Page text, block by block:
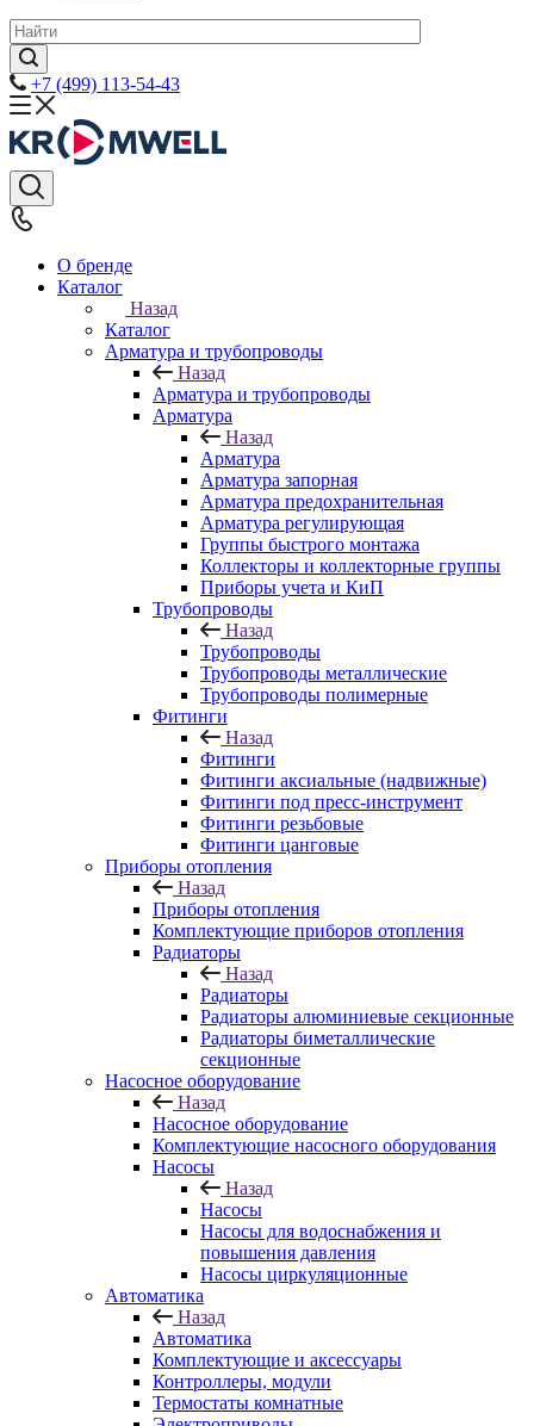
+7 (499) 113-54-43
О бренде
Каталог
Назад
Каталог
Арматура и трубопроводы
Назад
Арматура и трубопроводы
Арматура
Назад
Арматура
Арматура запорная
Арматура предохранительная
Арматура регулирующая
Группы быстрого монтажа
Коллекторы и коллекторные группы
Приборы учета и КиП
Трубопроводы
Назад
Трубопроводы
Трубопроводы металлические
Трубопроводы полимерные
Фитинги
Назад
Фитинги
Фитинги аксиальные (надвижные)
Фитинги под пресс-инструмент
Фитинги резьбовые
Фитинги цанговые
Приборы отопления
Назад
Приборы отопления
Комплектующие приборов отопления
Радиаторы
Назад
Радиаторы
Радиаторы алюминиевые секционные
Радиаторы биметаллические
секционные
Насосное оборудование
Назад
Насосное оборудование
Комплектующие насосного оборудования
Насосы
Назад
Насосы
Насосы для водоснабжения и
повышения давления
Насосы циркуляционные
Автоматика
Назад
Автоматика
Комплектующие и аксессуары
Контроллеры, модули
Термостаты комнатные